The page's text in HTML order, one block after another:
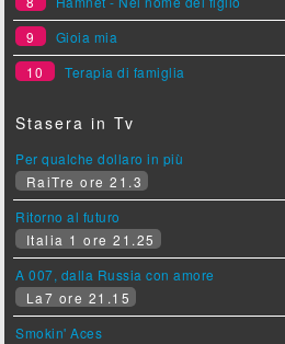
9
Gioia mia
10
Terapia di famiglia
Stasera in Tv
Per qualche dollaro in più
RaiTre ore 21.3
Ritorno al futuro
Italia 1 ore 21.25
A 007, dalla Russia con amore
La7 ore 21.15
Smokin' Aces